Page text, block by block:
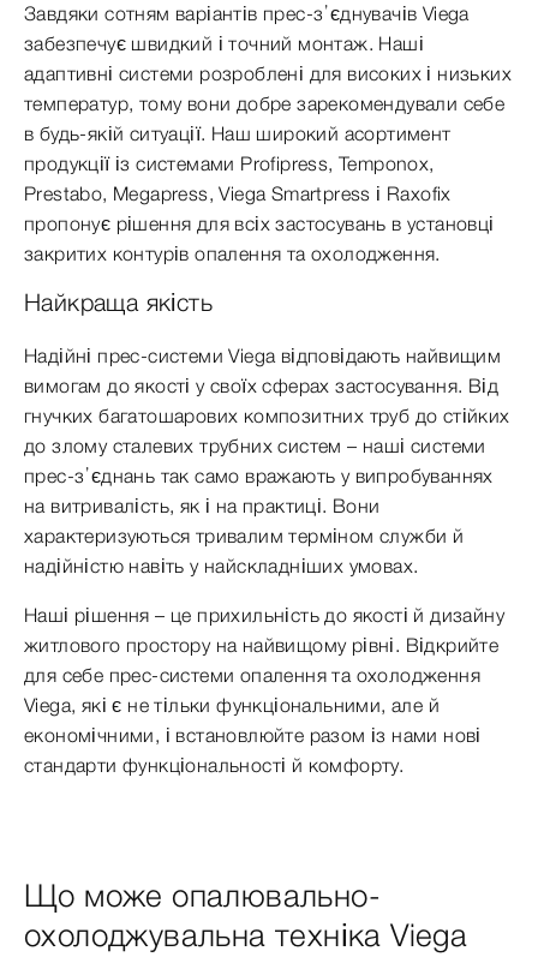
Завдяки сотням варіантів прес-з’єднувачів Viega
забезпечує швидкий і точний монтаж. Наші
адаптивні системи розроблені для високих і низьких
температур, тому вони добре зарекомендували себе
в будь-якій ситуації. Наш широкий асортимент
продукції із системами Profipress, Temponox,
Prestabo, Megapress, Viega Smartpress і Raxofix
пропонує рішення для всіх застосувань в установці
закритих контурів опалення та охолодження.
Найкраща якість
Надійні прес-системи Viega відповідають найвищим
вимогам до якості у своїх сферах застосування. Від
гнучких багатошарових композитних труб до стійких
до злому сталевих трубних систем – наші системи
прес-з’єднань так само вражають у випробуваннях
на витривалість, як і на практиці. Вони
характеризуються тривалим терміном служби й
надійністю навіть у найскладніших умовах.
Наші рішення – це прихильність до якості й дизайну
житлового простору на найвищому рівні. Відкрийте
для себе прес-системи опалення та охолодження
Viega, які є не тільки функціональними, але й
економічними, і встановлюйте разом із нами нові
стандарти функціональності й комфорту.
Що може опалювально-
охолоджувальна техніка Viega